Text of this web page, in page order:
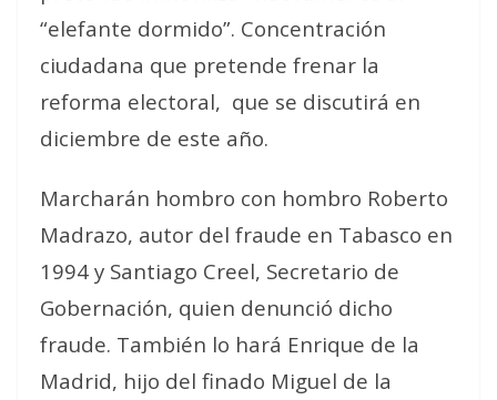
“elefante dormido”. Concentración
ciudadana que pretende frenar la
reforma electoral, que se discutirá en
diciembre de este año.
Marcharán hombro con hombro Roberto
Madrazo, autor del fraude en Tabasco en
1994 y Santiago Creel, Secretario de
Gobernación, quien denunció dicho
fraude. También lo hará Enrique de la
Madrid, hijo del finado Miguel de la